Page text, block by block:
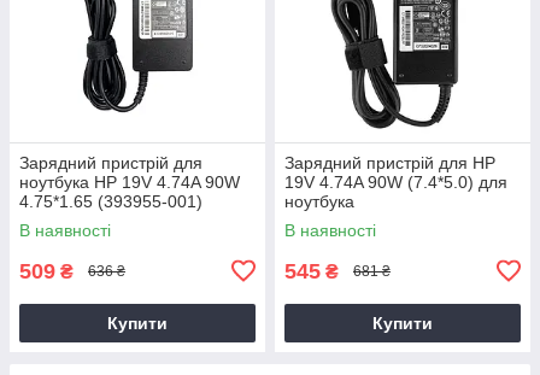
Зарядний пристрій для
ноутбука HP 19V 4.74A 90W
4.75*1.65 (393955-001)
В наявності
509 ₴ 636 ₴
Купити
Зарядний пристрій для HP
19V 4.74A 90W (7.4*5.0) для
ноутбука
В наявності
545 ₴ 681 ₴
Купити